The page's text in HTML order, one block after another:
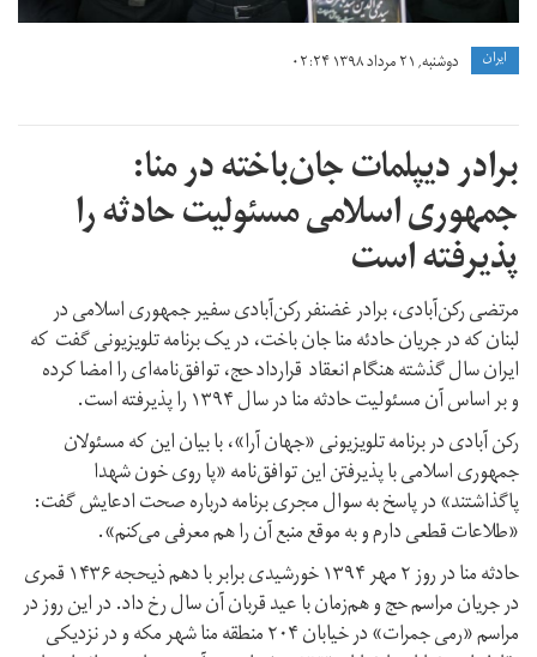
ايران دوشنبه, ۲۱ مرداد ۱۳۹۸ ۰۲:۲۴
برادر دیپلمات جان‌باخته در منا:
جمهوری اسلامی مسئولیت حادثه را
پذیرفته است
مرتضی رکن‌آبادی، برادر غضنفر رکن‌آبادی سفیر جمهوری اسلامی در
لبنان که در جریان حادئه منا جان باخت، در یک برنامه تلویزیونی گفت که
ایران سال گذشته هنگام انعقاد قرارداد حج، توافق‌نامه‌ای را امضا کرده
و بر اساس آن مسئولیت حادثه منا در سال ۱۳۹۴ را پذیرفته است.
رکن آبادی در برنامه تلویزیونی «‌جهان آرا»، با بیان این که مسئولان
جمهوری اسلامی با پذیرفتن این توافق‌نامه‌ «‌پا روی خون شهدا
پاگذاشتند» در پاسخ به سوال مجری برنامه درباره صحت‌ ادعایش گفت:
«طلاعات قطعی دارم و به موقع منبع آن را هم معرفی می‌کنم».
حادثه منا در روز ۲ مهر ۱۳۹۴ خورشیدی برابر با دهم ذیحجه ۱۴۳۶ قمری
در جریان مراسم حج و هم‌زمان با عید قربان آن سال رخ داد. در این روز در
مراسم «رمی جمرات» در خیابان ۲۰۴ منطقه منا شهر مکه و در نزدیکی